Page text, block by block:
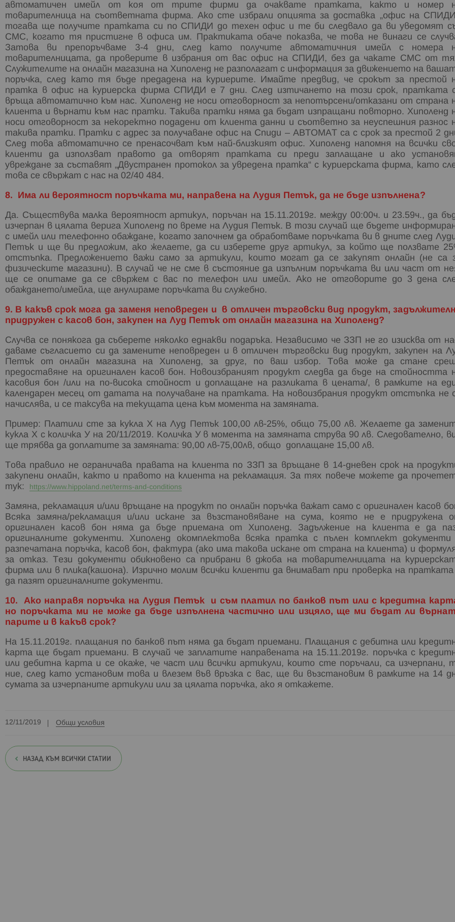
автоматичен имейл от коя от трите фирми да очаквате пратката, както и номер
товарителница на съответната фирма. Ако сте избрали опцията за доставка „офис на
тогава ще получите пратката си по СПИДИ до техен офис и те би следвало да ви уведомят
СМС, когато тя пристигне в офиса им. Практиката обаче показва, че това не винаги се
Затова ви препоръчваме 3-4 дни, след като получите автоматичния имейл с номера
товарителницата, да проверите в избрания от вас офис на СПИДИ, без да чакате СМС от
Служителите на онлайн магазина на Хиполенд не разполагат с информация за движението на
поръчка, след като тя бъде предадена на куриерите. Имайте предвид, че срокът за престой
пратка в офис на куриерска фирма СПИДИ е 7 дни. След изтичането на този срок, пратката
връща автоматично към нас. Хиполенд не носи отговорност за непотърсени/отказани от страна
клиента и върнати към нас пратки. Такива пратки няма да бъдат изпращани повторно. Хиполенд
носи отговорност за некоректно подадени от клиента данни и съответно за неуспешния разнос
такива пратки. Пратки с адрес за получаване офис на Спиди – АВТОМАТ са с срок за престой 2
След това автоматично се пренасочват към най-близкият офис. Хиполенд напомня на всички
клиенти да използват правото да отворят пратката си преди заплащане и ако
увреждане за съставят „Двустранен протокол за увредена пратка“ с куриерската фирма, като
това се свържат с нас на 02/40 484.
8. Има ли вероятност поръчката ми, направена на Лудия Петък, да не бъде изпълнена?
Да. Съществува малка вероятност артикул, поръчан на 15.11.2019г. между 00:00ч. и 23.59ч., да
изчерпан в цялата верига Хиполенд по време на Лудия Петък. В този случай ще бъдете
с имейл или телефонно обаждане, когато започнем да обработваме поръчката ви в дните след
Петък и ще ви предложим, ако желаете, да си изберете друг артикул, за който ще ползвате
отстъпка. Предложението важи само за артикули, които могат да се закупят онлайн (не са
физическите магазини). В случай че не сме в състояние да изпълним поръчката ви или част от
ще се опитаме да се свържем с вас по телефон или имейл. Ако не отговорите до 3 дена
обаждането/имейла, ще анулираме поръчката ви служебно.
9. В какъв срок мога да заменя неповреден и в отличен търговски вид продукт,
придружен с касов бон, закупен на Луд Петък от онлайн магазина на Хиполенд?
Случва се понякога да съберете няколко еднакви подаръка. Независимо че ЗЗП не го изисква от
даваме съгласието си да замените неповреден и в отличен търговски вид продукт, закупен на
Петък от онлайн магазина на Хиполенд, за друг, по ваш избор. Това може да стане
предоставяне на оригинален касов бон. Новоизбраният продукт следва да бъде на стойността
касовия бон /или на по-висока стойност и доплащане на разликата в цената/, в рамките на
календарен месец от датата на получаване на пратката. На новоизбрания продукт отстъпка не
начислява, и се таксува на текущата цена към момента на замяната.
Пример: Платили сте за кукла Х на Луд Петък 100,00 лв-25%, общо 75,00 лв. Желаете да
кукла Х с количка У на 20/11/2019. Количка У в момента на замяната струва 90 лв. Следователно,
ще трябва да доплатите за замяната: 90,00 лв-75,00лв, общо доплащане 15,00 лв.
Това правило не ограничава правата на клиента по ЗЗП за връщане в 14-дневен срок на
закупени онлайн, както и правото на клиента на рекламация. За тях повече можете да
тук:
https://www.hippoland.net/terms-and-conditions
Замяна, рекламация и/или връщане на продукт по онлайн поръчка важат само с оригинален касов
Всяка замяна/рекламация и/или искане за възстановяване на сума, която не е придружена
оригинален касов бон няма да бъде приемана от Хиполенд. Задължение на клиента е да
оригиналните документи. Хиполенд окомплектова всяка пратка с пълен комплект документи
разпечатана поръчка, касов бон, фактура (ако има такова искане от страна на клиента) и
за отказ. Тези документи обикновено са прибрани в джоба на товарителницата на
фирма или в плика(кашона). Изрично молим всички клиенти да внимават при проверка на пратката
да пазят оригиналните документи.
10. Ако направя поръчка на Лудия Петък и съм платил по банков път или с кредитна
но поръчката ми не може да бъде изпълнена частично или изцяло, ще ми бъдат ли
парите и в какъв срок?
На 15.11.2019г. плащания по банков път няма да бъдат приемани. Плащания с дебитна или
карта ще бъдат приемани. В случай че заплатите направената на 15.11.2019г. поръчка с
или дебитна карта и се окаже, че част или всички артикули, които сте поръчали, са изчерпани,
ние, след като установим това и влезем във връзка с вас, ще ви възстановим в рамките на 14
сумата за изчерпаните артикули или за цялата поръчка, ако я откажете.
12/11/2019 Общи условия
НАЗАД КЪМ ВСИЧКИ СТАТИИ